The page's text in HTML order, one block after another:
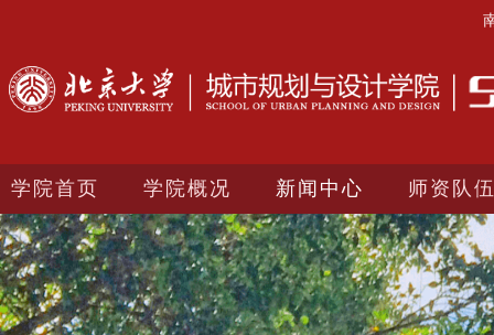
学院首页 学院概况 新闻中心 师资队